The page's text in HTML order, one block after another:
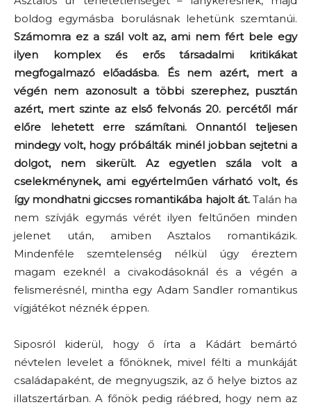
boldog egymásba borulásnak lehetünk szemtanúi.
Számomra ez a szál volt az, ami nem fért bele egy
ilyen komplex és erős társadalmi kritikákat
megfogalmazó előadásba. És nem azért, mert a
végén nem azonosult a többi szerephez, pusztán
azért, mert szinte az első felvonás 20. percétől már
előre lehetett erre számítani. Onnantól teljesen
mindegy volt, hogy próbálták minél jobban sejtetni a
dolgot, nem sikerült. Az egyetlen szála volt a
cselekménynek, ami egyértelműen várható volt, és
így mondhatni giccses romantikába hajolt át.Talán ha
nem szívják egymás vérét ilyen feltűnően minden
jelenet után, amiben Asztalos romantikázik.
Mindenféle szemtelenség nélkül úgy éreztem
magam ezeknél a civakodásoknál és a végén a
felismerésnél, mintha egy Adam Sandler romantikus
vígjátékot néznék éppen.
Siposról kiderül, hogy ő írta a Kádárt bemártó
névtelen levelet a főnöknek, mivel félti a munkáját
családapaként, de megnyugszik, az ő helye biztos az
illatszertárban. A főnök pedig ráébred, hogy nem az